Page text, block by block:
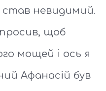
став невидимий.
щоб
мощей і ось я
Афанасій був